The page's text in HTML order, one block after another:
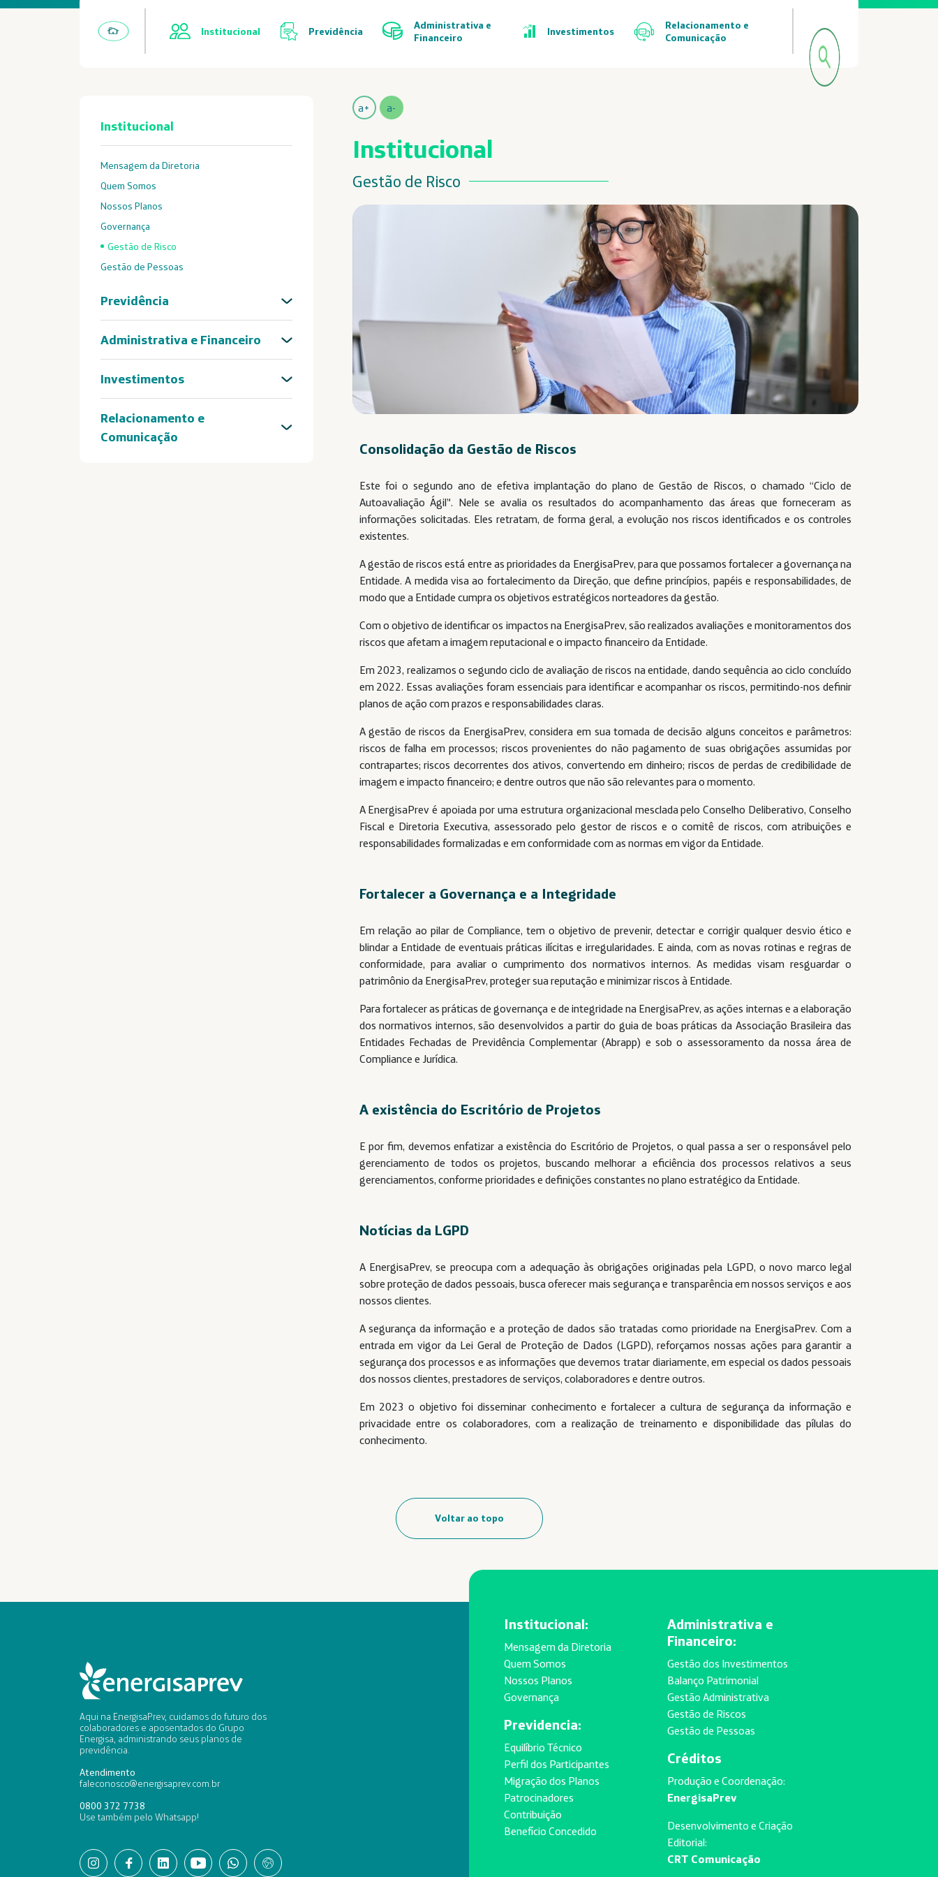
Institucional Previdência
Administrativa e
Financeiro
Investimentos
Relacionamento e
Comunicação
Institucional
Mensagem da Diretoria
Quem Somos
Nossos Planos
Governança
Gestão de Risco
Gestão de Pessoas
Previdência
Administrativa e Financeiro
Investimentos
Relacionamento e
Comunicação
a+ a-
Institucional
Gestão de Risco
Consolidação da Gestão de Riscos
Este foi o segundo ano de efetiva implantação do plano de Gestão de Riscos, o chamado “Ciclo de
Autoavaliação Ágil”. Nele se avalia os resultados do acompanhamento das áreas que forneceram as
informações solicitadas. Eles retratam, de forma geral, a evolução nos riscos identificados e os controles
existentes.
A gestão de riscos está entre as prioridades da EnergisaPrev, para que possamos fortalecer a governança na
Entidade. A medida visa ao fortalecimento da Direção, que define princípios, papéis e responsabilidades, de
modo que a Entidade cumpra os objetivos estratégicos norteadores da gestão.
Com o objetivo de identificar os impactos na EnergisaPrev, são realizados avaliações e monitoramentos dos
riscos que afetam a imagem reputacional e o impacto financeiro da Entidade.
Em 2023, realizamos o segundo ciclo de avaliação de riscos na entidade, dando sequência ao ciclo concluído
em 2022. Essas avaliações foram essenciais para identificar e acompanhar os riscos, permitindo-nos definir
planos de ação com prazos e responsabilidades claras.
A gestão de riscos da EnergisaPrev, considera em sua tomada de decisão alguns conceitos e parâmetros:
riscos de falha em processos; riscos provenientes do não pagamento de suas obrigações assumidas por
contrapartes; riscos decorrentes dos ativos, convertendo em dinheiro; riscos de perdas de credibilidade de
imagem e impacto financeiro; e dentre outros que não são relevantes para o momento.
A EnergisaPrev é apoiada por uma estrutura organizacional mesclada pelo Conselho Deliberativo, Conselho
Fiscal e Diretoria Executiva, assessorado pelo gestor de riscos e o comitê de riscos, com atribuições e
responsabilidades formalizadas e em conformidade com as normas em vigor da Entidade.
Fortalecer a Governança e a Integridade
Em relação ao pilar de Compliance, tem o objetivo de prevenir, detectar e corrigir qualquer desvio ético e
blindar a Entidade de eventuais práticas ilícitas e irregularidades. E ainda, com as novas rotinas e regras de
conformidade, para avaliar o cumprimento dos normativos internos. As medidas visam resguardar o
patrimônio da EnergisaPrev, proteger sua reputação e minimizar riscos à Entidade.
Para fortalecer as práticas de governança e de integridade na EnergisaPrev, as ações internas e a elaboração
dos normativos internos, são desenvolvidos a partir do guia de boas práticas da Associação Brasileira das
Entidades Fechadas de Previdência Complementar (Abrapp) e sob o assessoramento da nossa área de
Compliance e Jurídica.
A existência do Escritório de Projetos
E por fim, devemos enfatizar a existência do Escritório de Projetos, o qual passa a ser o responsável pelo
gerenciamento de todos os projetos, buscando melhorar a eficiência dos processos relativos a seus
gerenciamentos, conforme prioridades e definições constantes no plano estratégico da Entidade.
Notícias da LGPD
A EnergisaPrev, se preocupa com a adequação às obrigações originadas pela LGPD, o novo marco legal
sobre proteção de dados pessoais, busca oferecer mais segurança e transparência em nossos serviços e aos
nossos clientes.
A segurança da informação e a proteção de dados são tratadas como prioridade na EnergisaPrev. Com a
entrada em vigor da Lei Geral de Proteção de Dados (LGPD), reforçamos nossas ações para garantir a
segurança dos processos e as informações que devemos tratar diariamente, em especial os dados pessoais
dos nossos clientes, prestadores de serviços, colaboradores e dentre outros.
Em 2023 o objetivo foi disseminar conhecimento e fortalecer a cultura de segurança da informação e
privacidade entre os colaboradores, com a realização de treinamento e disponibilidade das pílulas do
conhecimento.
Voltar ao topo
Aqui na EnergisaPrev, cuidamos do futuro dos
colaboradores e aposentados do Grupo
Energisa, administrando seus planos de
previdência.
Atendimento
faleconosco@energisaprev.com.br
0800 372 7738
Use também pelo Whatsapp!
Institucional:
Mensagem da Diretoria
Quem Somos
Nossos Planos
Governança
Previdencia:
Equilíbrio Técnico
Perfil dos Participantes
Migração dos Planos
Patrocinadores
Contribuição
Benefício Concedido
Administrativa e
Financeiro:
Gestão dos Investimentos
Balanço Patrimonial
Gestão Administrativa
Gestão de Riscos
Gestão de Pessoas
Créditos
Produção e Coordenação:
EnergisaPrev
Desenvolvimento e Criação
Editorial:
CRT Comunicação